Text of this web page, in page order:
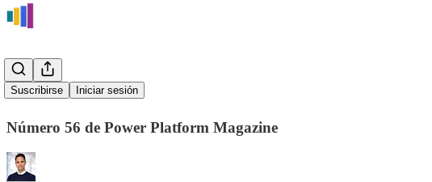
Suscribirse Iniciar sesión
Boletín #56
Número 56 de Power Platform Magazine